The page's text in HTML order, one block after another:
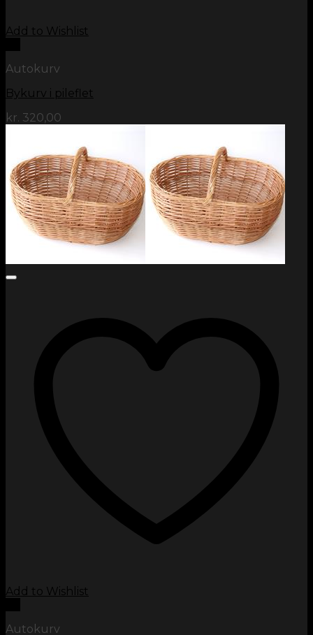
Add to Wishlist
Autokurv
Bykurv i pileflet
kr. 320,00
Add to Wishlist
Autokurv